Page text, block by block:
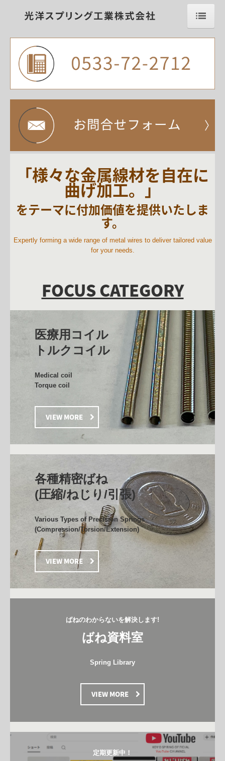
ホーム Home
会社案内 Company
事業内容 Business Contents
当社の強み Our Strengths
生産システム Production System
設備紹介 Equipment
個人情報保護方針 Privacy policy
製品ラインナップ Product
医療用トルクコイル Medical Coils
圧縮ばね Compression spring
ねじりばね Torsion spring
お知らせ notice
YouTube
会社行事 Company event
年間カレンダー calender
採用情報 Recruitment
お問合せ Contact us
「様々な金属線材を自在に
曲げ加工。」
をテーマに付加価値を提供いたしま
す。
Expertly forming a wide range of metal wires to deliver tailored value
for your needs.
FOCUS CATEGORY
医療用コイル
トルクコイル
Medical coil
Torque coil
VIEW MORE
各種精密ばね
(圧縮/ねじり/引張)
Various Types of Precision Springs
(Compression/Torsion/Extension)
VIEW MORE
ばねのわからないを解決します!
ばね資料室
Spring Library
VIEW MORE
定期更新中！